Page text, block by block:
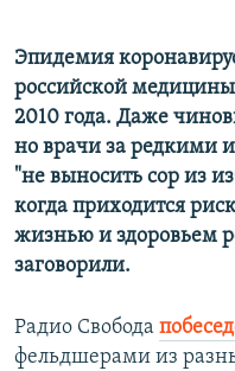
Все сайты РСЕ/РС
Эпидемия
российской
2010 года. Даже
но врачи за редкими
"не выносить сор из
когда приходится
жизнью и здоровьем
заговорили.
Радио Свобода
фельдшерами из